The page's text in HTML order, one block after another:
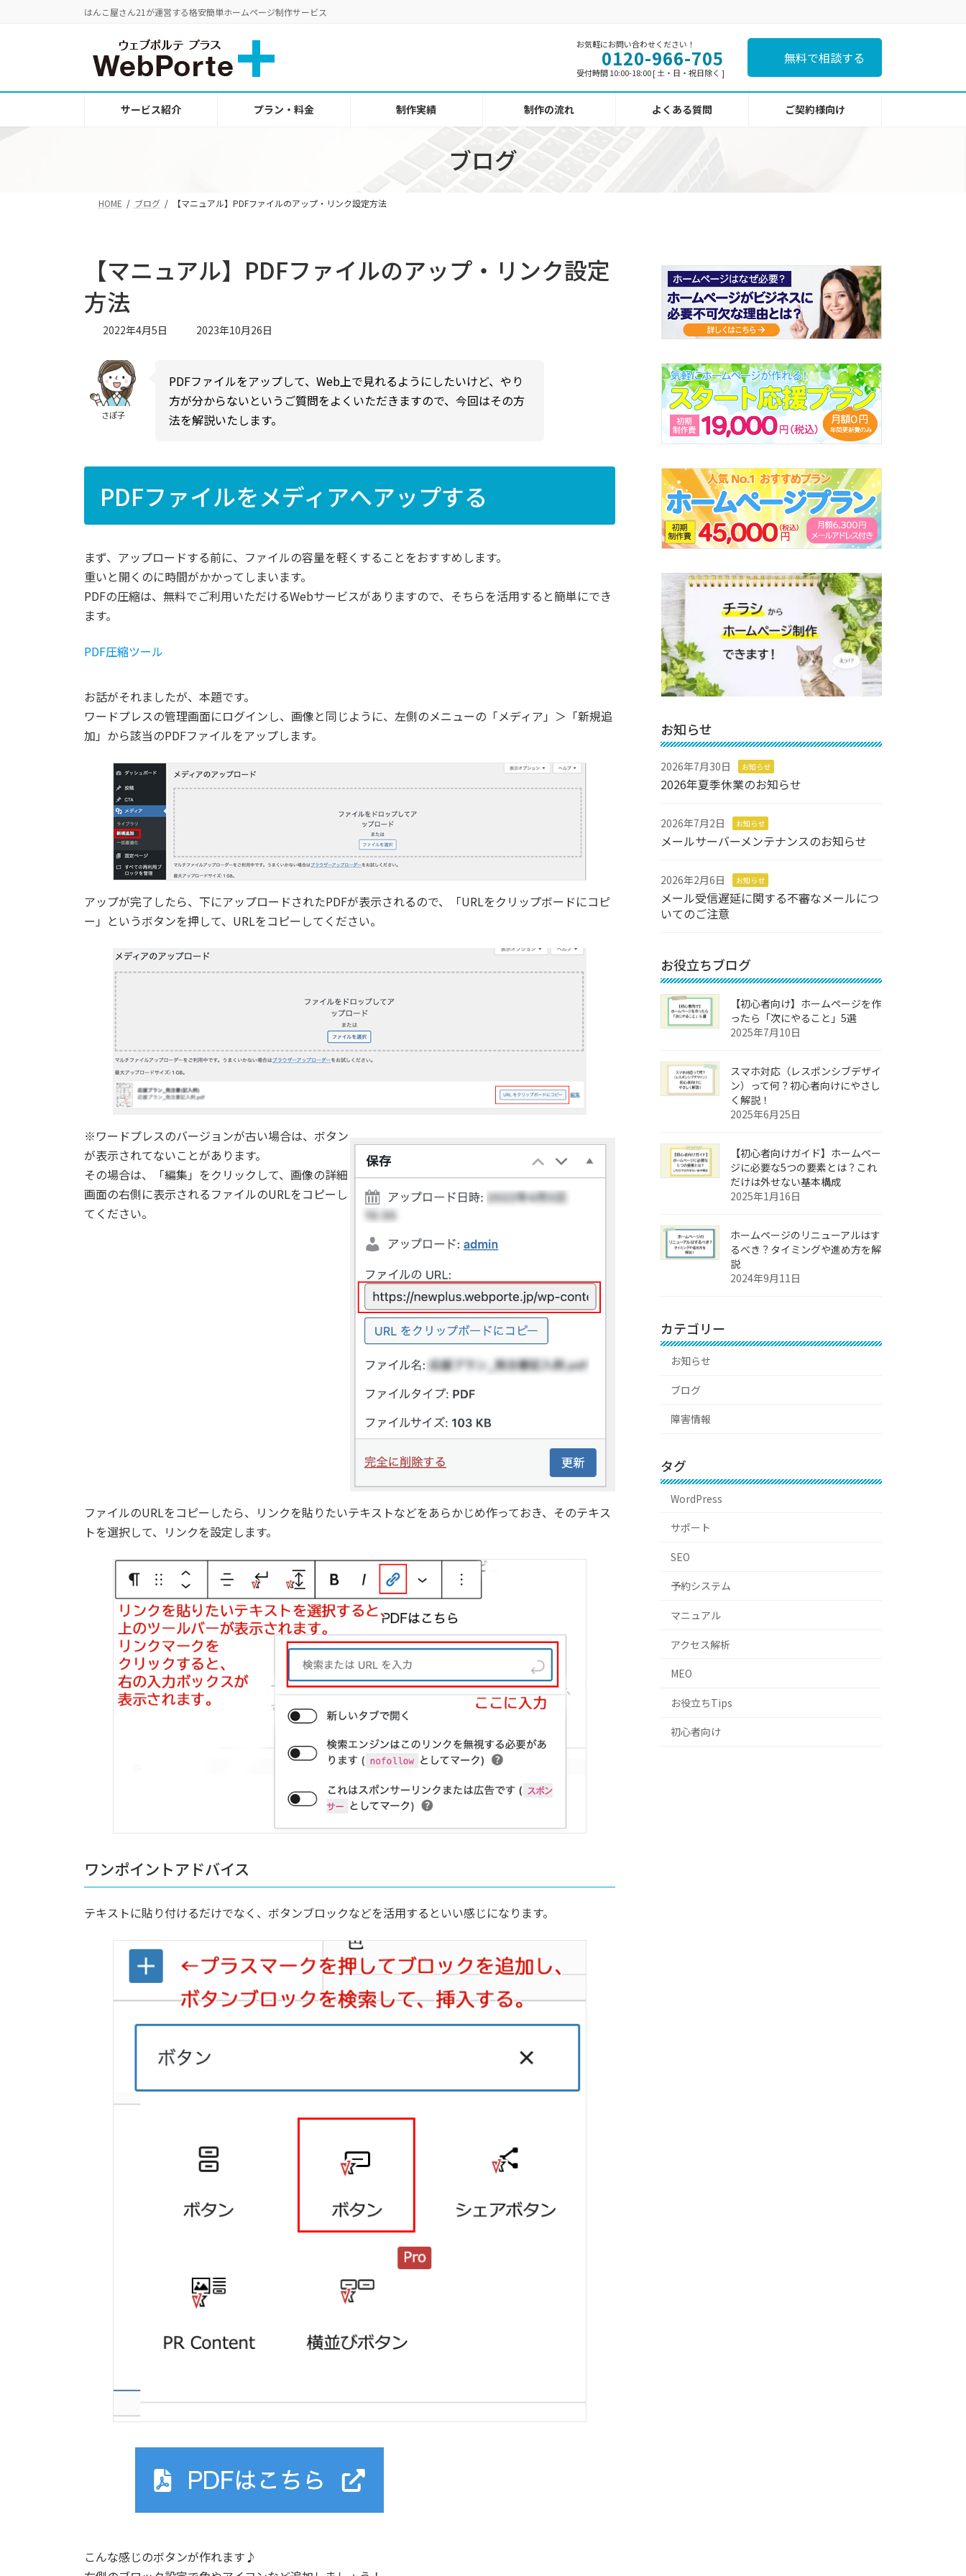
へ
キ
ョ
に
はんこ屋さん21が運営する格安簡単ホームページ制作サービス
お気軽にお問い合わせください！
0120-966-705
受付時間 10:00-18:00 [ 土・日・祝日除く ]
無料で相談する
サービス紹介 プラン・料金 制作実績 制作の流れ よくある質問 ご契約様向け
ブログ
HOME ブログ 【マニュアル】PDFファイルのアップ・リンク設定方法
【マニュアル】PDFファイルのアップ・リンク設定
方法
2022年4月5日
最
日
時
:
2023年10月26日
さぽ子
PDFファイルをアップして、Web上で見れるようにしたいけど、やり
方が分からないというご質問をよくいただきますので、今回はその方
法を解説いたします。
PDFファイルをメディアへアップする
まず、アップロードする前に、ファイルの容量を軽くすることをおすすめします。
重いと開くのに時間がかかってしまいます。
PDFの圧縮は、無料でご利用いただけるWebサービスがありますので、そちらを活用すると簡単にでき
ます。
PDF圧縮ツール
お話がそれましたが、本題です。
ワードプレスの管理画面にログインし、画像と同じように、左側のメニューの「メディア」＞「新規追
加」から該当のPDFファイルをアップします。
アップが完了したら、下にアップロードされたPDFが表示されるので、「URLをクリップボードにコピ
ー」というボタンを押して、URLをコピーしてください。
※ワードプレスのバージョンが古い場合は、ボタン
が表示されてないことがあります。
その場合は、「編集」をクリックして、画像の詳細
画面の右側に表示されるファイルのURLをコピーし
てください。
ファイルのURLをコピーしたら、リンクを貼りたいテキストなどをあらかじめ作っておき、そのテキス
トを選択して、リンクを設定します。
ワンポイントアドバイス
テキストに貼り付けるだけでなく、ボタンブロックなどを活用するといい感じになります。
こんな感じのボタンが作れます♪
お知らせ
2026年7月30日 お知らせ
2026年夏季休業のお知らせ
2026年7月2日 お知らせ
メールサーバーメンテナンスのお知らせ
2026年2月6日 お知らせ
メール受信遅延に関する不審なメールにつ
いてのご注意
お役立ちブログ
【初心者向け】ホームページを作
ったら「次にやること」5選
2025年7月10日
スマホ対応（レスポンシブデザイ
ン）って何？初心者向けにやさし
く解説！
2025年6月25日
【初心者向けガイド】ホームペー
ジに必要な5つの要素とは？これ
だけは外せない基本構成
2025年1月16日
ホームページのリニューアルはす
るべき？タイミングや進め方を解
説
2024年9月11日
カテゴリー
お知らせ
ブログ
障害情報
タグ
WordPress
サポート
SEO
予約システム
マニュアル
アクセス解析
MEO
お役立ちTips
初心者向け